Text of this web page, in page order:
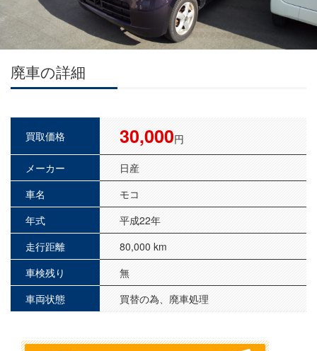
廃車の詳細
買取価格 30,000円
メーカー
日産
車名
モコ
年式
平成22年
走行距離
80,000 km
車検残り
無
車両状態
買替の為、廃車処理